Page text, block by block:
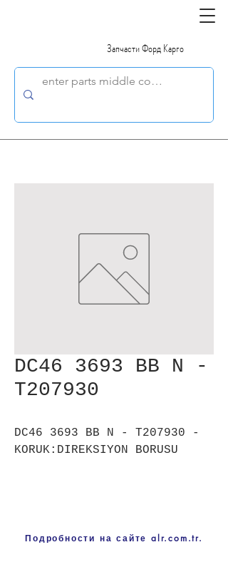
Запчасти Форд Карго
DC46 3693 BB N -
T207930
DC46 3693 BB N - T207930 -
KORUK:DIREKSIYON BORUSU
Подробности на сайте alr.com.tr.